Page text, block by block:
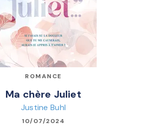
ROMANCE
Ma chère Juliet
Justine Buhl
10/07/2024